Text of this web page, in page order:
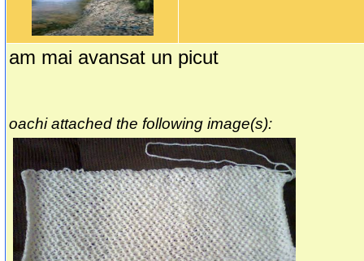
am mai avansat un picut
oachi attached the following image(s):